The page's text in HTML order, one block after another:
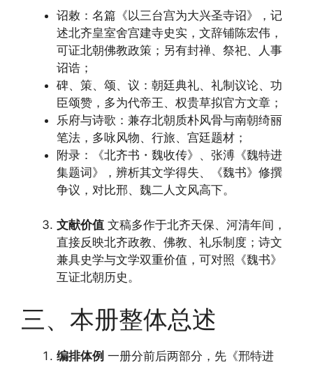
诏敕：名篇《以三台宫为大兴圣寺诏》，记
述北齐皇室舍宫建寺史实，文辞铺陈宏伟，
可证北朝佛教政策；另有封禅、祭祀、人事
诏诰；
碑、策、颂、议：朝廷典礼、礼制议论、功
臣颂赞，多为代帝王、权贵草拟官方文章；
乐府与诗歌：兼存北朝质朴风骨与南朝绮丽
笔法，多咏风物、行旅、宫廷题材；
附录：《北齐书・魏收传》、张溥《魏特进
集题词》，辨析其文学得失、《魏书》修撰
争议，对比邢、魏二人文风高下。
文献价值 文稿多作于北齐天保、河清年间，
直接反映北齐政教、佛教、礼乐制度；诗文
兼具史学与文学双重价值，可对照《魏书》
互证北朝历史。
三、本册整体总述
编排体例 一册分前后两部分，先《邢特进